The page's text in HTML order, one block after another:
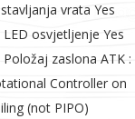
vrata Yes
LED osvjetljenje Yes
Položaj zaslona ATK :
Controller on
(not PIPO)